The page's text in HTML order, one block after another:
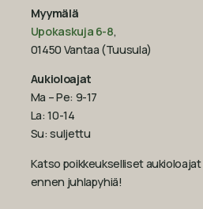
Myymälä
Upokaskuja 6-8,
01450 Vantaa (Tuusula)
Aukioloajat
Ma – Pe: 9-17
La: 10-14
Su: suljettu
Katso poikkeukselliset aukioloajat
ennen juhlapyhiä!‍